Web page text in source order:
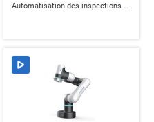
Automatisation des inspections et opérations sensibles